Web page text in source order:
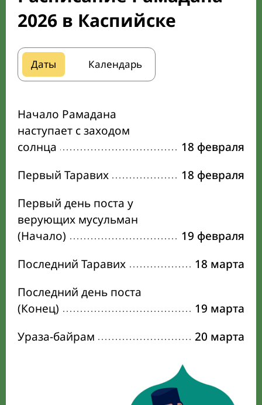
2026 в Каспийске
Даты Календарь
Начало Рамадана
наступает с заходом
солнца
18 февраля
Первый Таравих
18 февраля
Первый день поста у
верующих мусульман
(Начало)
19 февраля
Последний Таравих
18 марта
Последний день поста
(Конец)
19 марта
Ураза-байрам
20 марта